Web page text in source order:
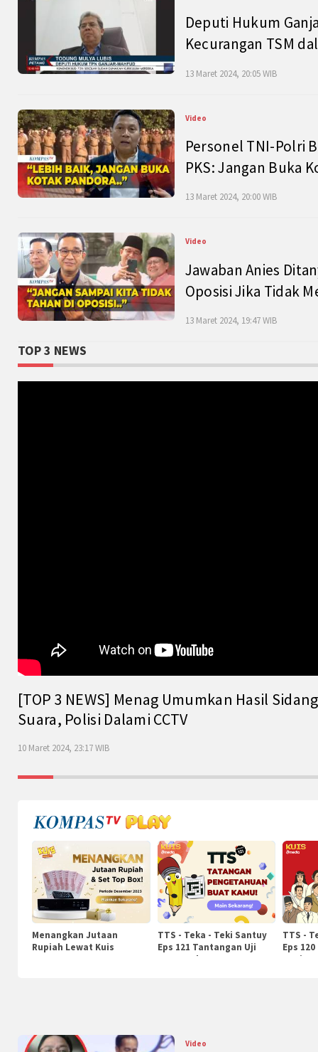
Deputi Hukum
Kecurangan TSM
13 Maret 2024, 20:05 WIB
Video
Personel TNI-Polri
PKS: Jangan Buka
13 Maret 2024, 20:00 WIB
Video
Jawaban Anies
Oposisi Jika Tidak
13 Maret 2024, 19:47 WIB
TOP 3 NEWS
[TOP 3 NEWS] Menag Umumkan Hasil
Suara, Polisi Dalami CCTV
10 Maret 2024, 23:17 WIB
Menangkan Jutaan
Rupiah Lewat Kuis
TTS - Teka - Teki Santuy
Eps 121 Tantangan Uji
Pengetahuan
TTS -
Eps
Video